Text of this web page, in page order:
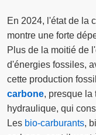
En 2024, l'état de la
montre une forte
Plus de la moitié de
d'énergies fossiles,
cette production
carbone, presque la
hydraulique, qui
Les bio-carburants,